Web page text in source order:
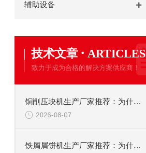
辅助设备
技术文章 · ARTICLES
致力于成为合格的解决方案供应商！
铜削压块机生产厂家推荐：为什么恩派特是您值得信赖的选择
2026-08-07
铁屑屑饼机生产厂家推荐：为什么恩派特是您的优选伙伴